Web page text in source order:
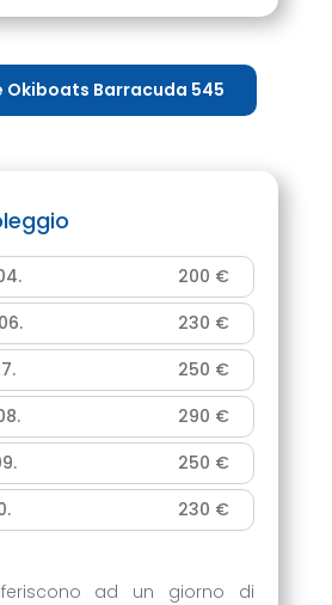
Okiboats Barracuda 545
200 €
230 €
250 €
290 €
250 €
230 €
ad un giorno di